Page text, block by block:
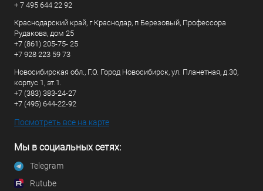
+ 7 495 644 22 92
Краснодарский край, г Краснодар, п Березовый, Профессора
Рудакова, дом 25
+7 (861) 205-75- 25
+7 928 223 59 73
Новосибирская обл., Г.О. Город Новосибирск, ул. Планетная, д.30,
корпус 1, эт.1.
+7 (383) 383-24-27
+7 (495) 644-22-92
Посмотреть все на карте
Мы в социальных сетях:
Telegram
Rutube